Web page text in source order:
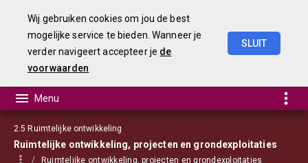
2.5 Ruimtelijke ontwikkeling
Ruimtelijke ontwikkeling, projecten en grondexploitaties
Ruimtelijke ontwikkeling, projecten en grondexploitaties
Wij gebruiken cookies om jou de best
mogelijke service te bieden. Wanneer je
verder navigeert accepteer je de
voorwaarden
SLUIT